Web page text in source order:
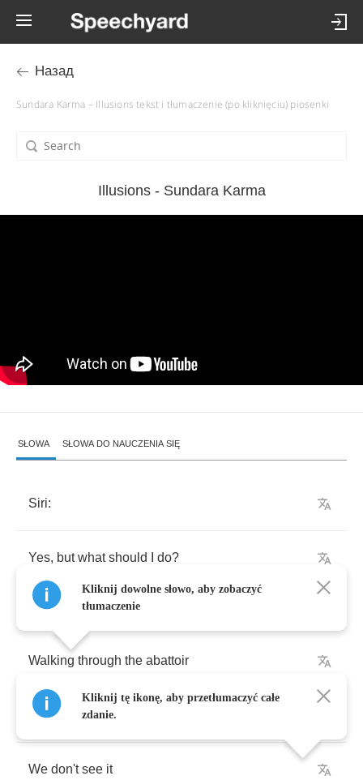
Назад
Sundara Karma – Illusions tekst i tłumaczenie (po kliknięciu) piosenki
Illusions - Sundara Karma
SŁOWA SŁOWA DO NAUCZENIA SIĘ
Siri:
Yes, but what should do?
Walking through the abattoir
Disconnected from
We don't see it
Kliknij dowolne słowo, aby zobaczyć
tłumaczenie
Kliknij tę ikonę, aby przetłumaczyć całe
zdanie.